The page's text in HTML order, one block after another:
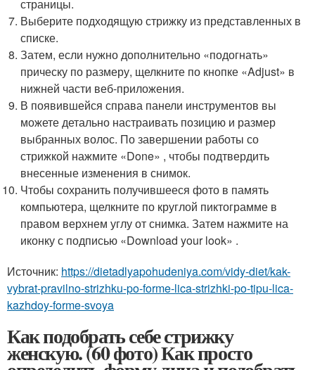
страницы.
Выберите подходящую стрижку из представленных в
списке.
Затем, если нужно дополнительно «подогнать»
прическу по размеру, щелкните по кнопке «Adjust» в
нижней части веб-приложения.
В появившейся справа панели инструментов вы
можете детально настраивать позицию и размер
выбранных волос. По завершении работы со
стрижкой нажмите «Done» , чтобы подтвердить
внесенные изменения в снимок.
Чтобы сохранить получившееся фото в память
компьютера, щелкните по круглой пиктограмме в
правом верхнем углу от снимка. Затем нажмите на
иконку с подписью «Download your look» .
Источник: https://dietadlyapohudeniya.com/vidy-diet/kak-
vybrat-pravilno-strizhku-po-forme-lica-strizhki-po-tipu-lica-
kazhdoy-forme-svoya
Как подобрать себе стрижку
женскую. (60 фото) Как просто